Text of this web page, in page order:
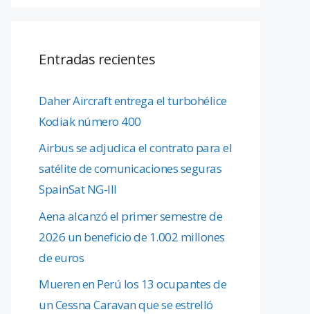
Entradas recientes
Daher Aircraft entrega el turbohélice
Kodiak número 400
Airbus se adjudica el contrato para el
satélite de comunicaciones seguras
SpainSat NG-III
Aena alcanzó el primer semestre de
2026 un beneficio de 1.002 millones
de euros
Mueren en Perú los 13 ocupantes de
un Cessna Caravan que se estrelló